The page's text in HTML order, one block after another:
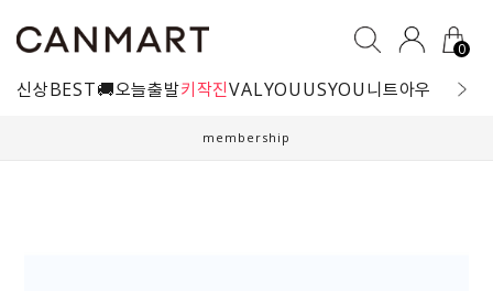
0
신상BEST🚚오늘출발키작진VALYOUUSYOU니트아우터 블라
membership